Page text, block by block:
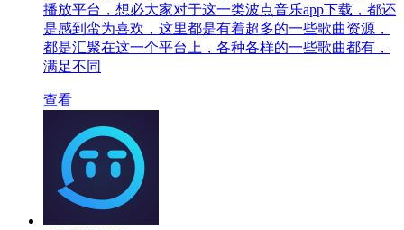
播放平台，想必大家对于这一类波点音乐app下载，都还
是感到蛮为喜欢，这里都是有着超多的一些歌曲资源，
都是汇聚在这一个平台上，各种各样的一些歌曲都有，
满足不同
查看